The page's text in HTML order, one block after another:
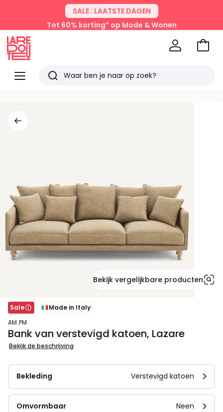
SALE : LAATSTE DAGEN
Tot 60% korting* op Mode & Wonen
Menu
Redoute
Zoeken
Naar
Bekijk vergelijkbare producten
Sale
Made in Italy
AM.PM
Bank van verstevigd katoen, Lazare
Bekijk de beschrijving
Bekleding Verstevigd katoen
Omvormbaar Neen